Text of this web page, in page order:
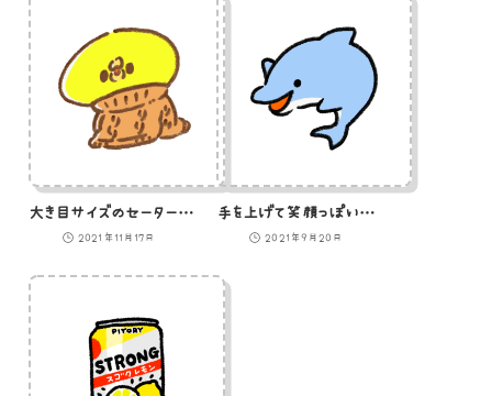
大き目サイズのセーターを着たひよこのイラスト
2021年11月17日
手を上げて笑顔っぽいイルカのイラスト
2021年9月20日